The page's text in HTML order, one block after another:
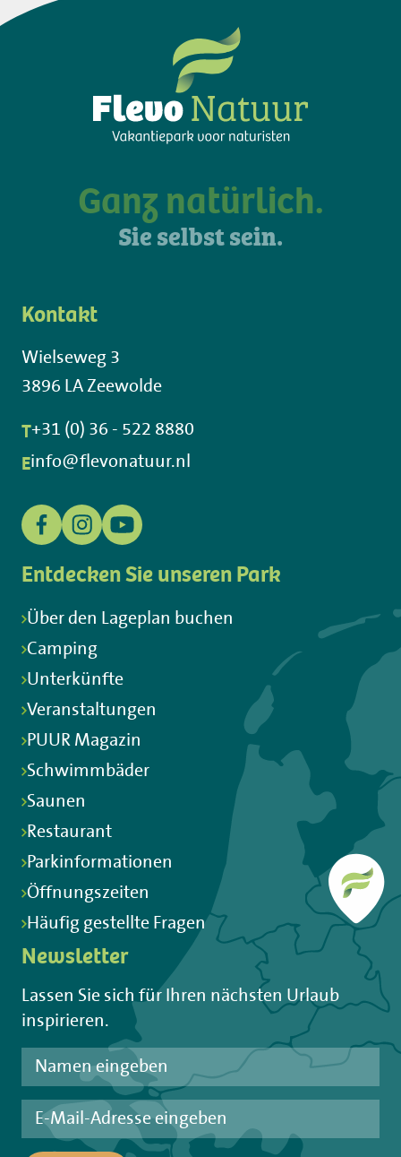
Ganz natürlich.
Sie selbst sein.
Kontakt
Wielseweg 3
3896 LA Zeewolde
T+31 (0) 36 - 522 8880
Einfo@flevonatuur.nl
Entdecken Sie unseren Park
Über den Lageplan buchen
Camping
Unterkünfte
Veranstaltungen
PUUR Magazin
Schwimmbäder
Saunen
Restaurant
Parkinformationen
Öffnungszeiten
Häufig gestellte Fragen
Newsletter
Lassen Sie sich für Ihren nächsten Urlaub
inspirieren.